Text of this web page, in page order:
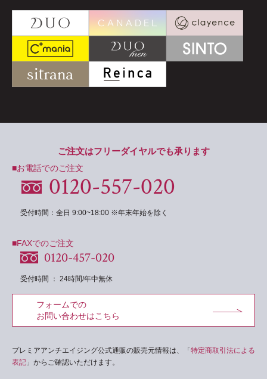
ご注文はフリーダイヤルでも承ります
■お電話でのご注文
0120-557-020
受付時間：全日 9:00~18:00 ※年末年始を除く
■FAXでのご注文
0120-457-020
受付時間 ： 24時間/年中無休
フォームでの
お問い合わせはこちら
プレミアアンチエイジング公式通販の販売元情報は、「 特定商取引法による
表記 」からご確認いただけます。